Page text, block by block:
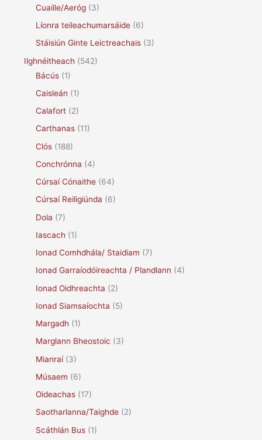
Cuaille/Aeróg (3)
Líonra teileachumarsáide (6)
Stáisiún Ginte Leictreachais (3)
Ilghnéitheach (542)
Bácús (1)
Caisleán (1)
Calafort (2)
Carthanas (11)
Clós (188)
Conchrónna (4)
Cúrsaí Cónaithe (64)
Cúrsaí Reiligiúnda (6)
Dola (7)
Iascach (1)
Ionad Comhdhála/ Staidiam (7)
Ionad Garraíodóireachta / Plandlann (4)
Ionad Oidhreachta (2)
Ionad Siamsaíochta (5)
Margadh (1)
Marglann Bheostoic (3)
Mianraí(3)
Músaem (6)
Oideachas (17)
Saotharlanna/Taighde (2)
Scáthlán Bus (1)